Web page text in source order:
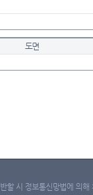
도면
할 시 정보통신망법에 의